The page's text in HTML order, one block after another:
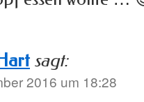
sagt:
2016 um 18:28